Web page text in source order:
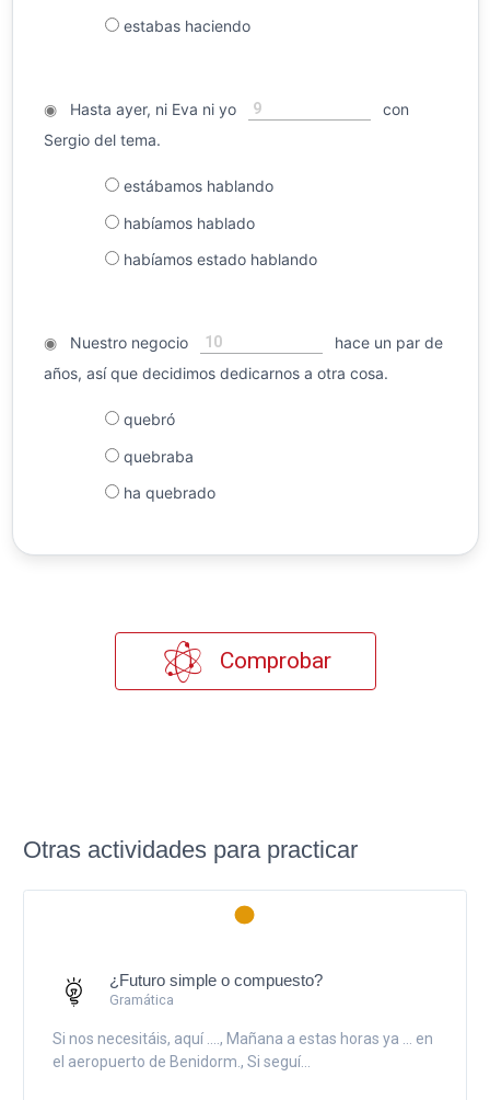
estabas haciendo
◉Hasta ayer, ni Eva ni yo 9
con
Sergio del tema.
estábamos hablando
habíamos hablado
habíamos estado hablando
◉Nuestro negocio 10
hace un par de
años, así que decidimos dedicarnos a otra cosa.
quebró
quebraba
ha quebrado
Comprobar
Otras actividades para practicar
¿Futuro simple o compuesto?
Gramática
Si nos necesitáis, aquí ...., Mañana a estas horas ya ... en
el aeropuerto de Benidorm., Si seguí...